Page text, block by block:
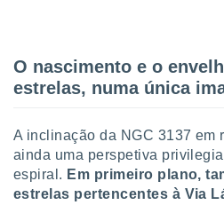
através
estudos
O nascimento e o
estrelas, numa única
A inclinação da NGC 3137 em
ainda uma perspetiva
espiral. Em primeiro plano,
estrelas pertencentes à Via